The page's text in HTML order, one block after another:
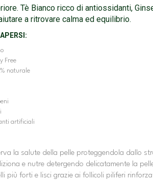
Tè Bianco ricco di antiossidanti,
a ritrovare calma ed equilibrio.
Free
naturale
artificiali
la salute della pelle proteggendola dallo
e nutre detergendo delicatamente la
più forti e lisci grazie ai follicoli piliferi